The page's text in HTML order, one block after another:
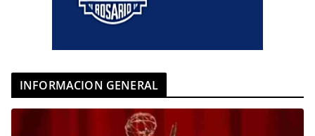
INFORMACION GENERAL